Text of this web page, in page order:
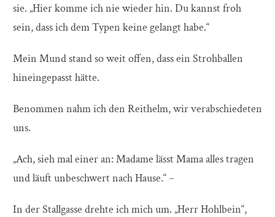
sie. „Hier komme ich nie wieder hin. Du kannst froh
sein, dass ich dem Typen keine gelangt habe.“
Mein Mund stand so weit offen, dass ein Strohballen
hineingepasst hätte.
Benommen nahm ich den Reithelm, wir verabschiedeten
uns.
„Ach, sieh mal einer an: Madame lässt Mama alles tragen
und läuft unbeschwert nach Hause.“ –
In der Stallgasse drehte ich mich um. „Herr Hohlbein“,